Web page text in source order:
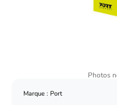
Photos
Marque : Port